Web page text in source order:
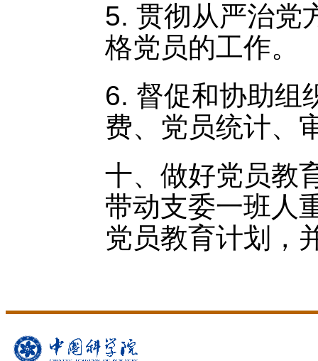
5. 贯彻从严治党
格党员的工作。
6. 督促和协助组
费、党员统计、
十、做好党员教
带动支委一班人
党员教育计划，